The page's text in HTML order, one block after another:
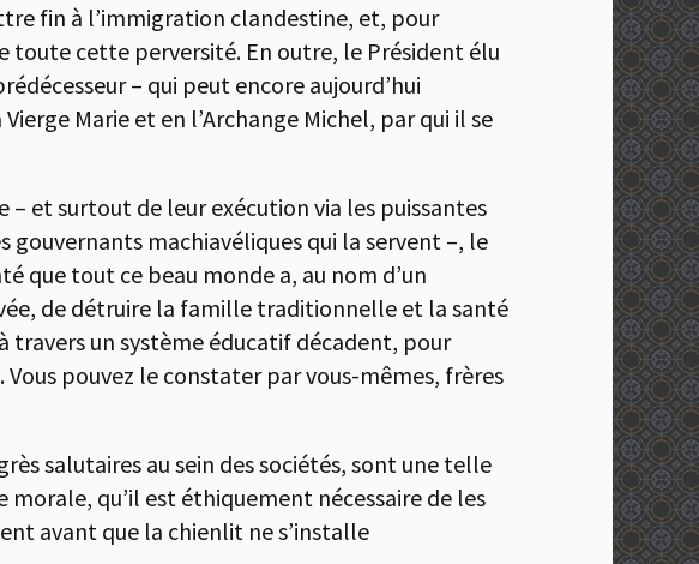
fin à l’immigration clandestine, et, pour
toute cette perversité. En outre, le Président élu
– qui peut encore aujourd’hui
Marie et en l’Archange Michel, par qui il se
– et surtout de leur exécution via les puissantes
machiavéliques qui la servent –, le
que tout ce beau monde a, au nom d’un
de détruire la famille traditionnelle et la santé
travers un système éducatif décadent, pour
pouvez le constater par vous-mêmes, frères
salutaires au sein des sociétés, sont une telle
qu’il est éthiquement nécessaire de les
avant que la chienlit ne s’installe